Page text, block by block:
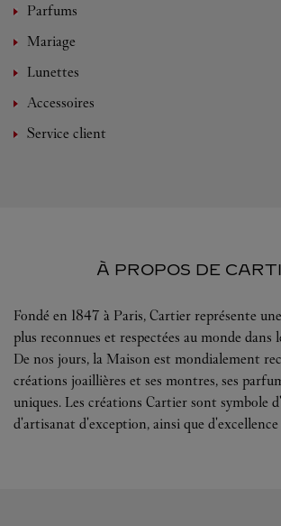
Parfums
Mariage
Lunettes
Accessoires
Service client
À PROPOS DE
Fondé en 1847 à Paris, Cartier représente
plus reconnues et respectées au monde dans
De nos jours, la Maison est mondialement
créations joaillières et ses montres, ses
uniques. Les créations Cartier sont symbole
d'artisanat d'exception, ainsi que